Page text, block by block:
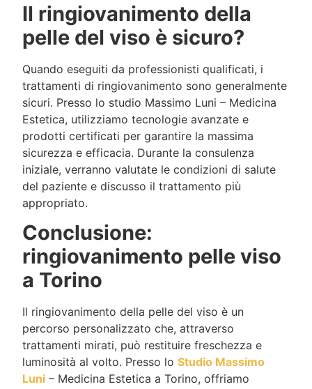
Il ringiovanimento della
pelle del viso è sicuro?
Quando eseguiti da professionisti qualificati, i
trattamenti di ringiovanimento sono generalmente
sicuri. Presso lo studio Massimo Luni – Medicina
Estetica, utilizziamo tecnologie avanzate e
prodotti certificati per garantire la massima
sicurezza e efficacia. Durante la consulenza
iniziale, verranno valutate le condizioni di salute
del paziente e discusso il trattamento più
appropriato.
Conclusione:
ringiovanimento pelle viso
a Torino
Il ringiovanimento della pelle del viso è un
percorso personalizzato che, attraverso
trattamenti mirati, può restituire freschezza e
luminosità al volto. Presso lo Studio Massimo
Luni – Medicina Estetica a Torino, offriamo